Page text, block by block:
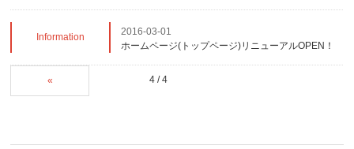
Information
2016-03-01
ホームページ(トップページ)リニューアルOPEN！
4 / 4
«